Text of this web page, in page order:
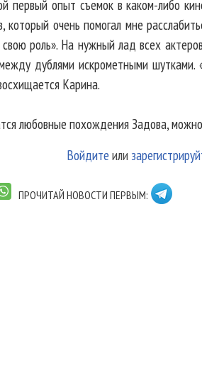
первый опыт съемок в каком-либо
очень помогал мне
свою роль». На нужный лад всех
дублями искрометными шутками.
Карина.
любовные похождения Задова,
Войдите или
ПРОЧИТАЙ НОВОСТИ ПЕРВЫМ: